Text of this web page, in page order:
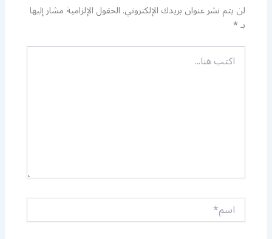
لن يتم نشر عنوان بريدك الإلكتروني.الحقول الإلزامية مشار إليها
بـ*
اكتب
هنا...
اسم*